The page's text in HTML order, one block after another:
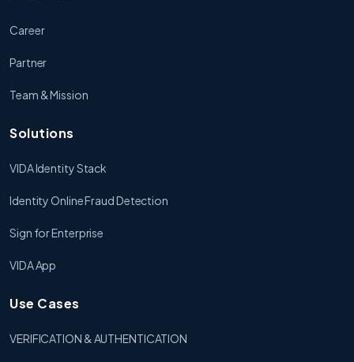
Career
Partner
Team & Mission
Solutions
VIDA Identity Stack
Identity Online Fraud Detection
Sign for Enterprise
VIDA App
Use Cases
VERIFICATION & AUTHENTICATION